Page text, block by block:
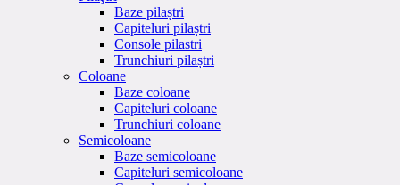
Baze pilaștri
Capiteluri pilaștri
Console pilastri
Trunchiuri pilaștri
Coloane
Baze coloane
Capiteluri coloane
Trunchiuri coloane
Semicoloane
Baze semicoloane
Capiteluri semicoloane